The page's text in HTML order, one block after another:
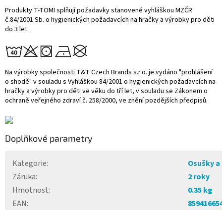
Produkty T-TOMI splňují požadavky stanovené vyhláškou MZČR
č.84/2001 Sb. o hygienických požadavcích na hračky a výrobky pro děti
do 3 let.
Na výrobky společnosti T&T Czech Brands s.r.o. je vydáno "prohlášení
o shodě" v souladu s Vyhláškou 84/2001 o hygienických požadavcích na
hračky a výrobky pro děti ve věku do tří let, v souladu se Zákonem o
ochraně veřejného zdraví č. 258/2000, ve znění pozdějších předpisů.
Doplňkové parametry
Kategorie:
Osušky
Záruka:
2 roky
Hmotnost:
0.35 kg
EAN: